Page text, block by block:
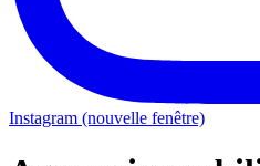
Instagram (nouvelle fenêtre)